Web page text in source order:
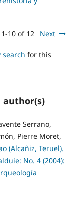
1-10 of 12 Next
search for this
author(s)
Serrano,
Pierre Moret,
(Alcañiz, Teruel).
No. 4 (2004):